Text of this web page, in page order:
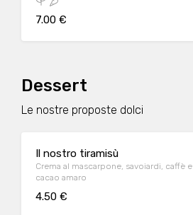
7.00 €
Dessert
Le nostre proposte dolci
Il nostro tiramisù
Crema al mascarpone, savoiardi, caffè e
cacao amaro
4.50 €